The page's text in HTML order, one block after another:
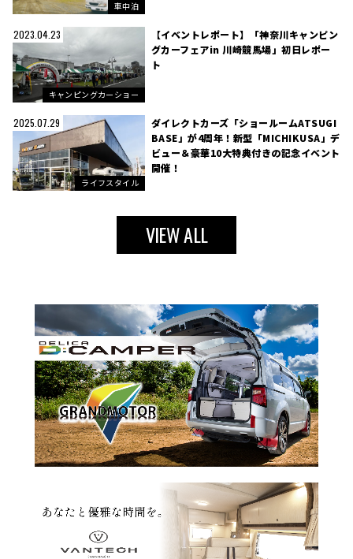
車中泊
2023.04.23
キャンピングカーショー
【イベントレポート】「神奈川キャンピン
グカーフェアin 川崎競馬場」初日レポー
ト
2025.07.29
ライフスタイル
ダイレクトカーズ「ショールームATSUGI
BASE」が4周年！新型「MICHIKUSA」デ
ビュー＆豪華10大特典付きの記念イベント
開催！
VIEW ALL